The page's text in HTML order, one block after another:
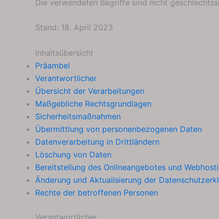
Die verwendeten Begriffe sind nicht
Stand: 18. April 2023
Inhaltsübersicht
Präambel
Verantwortlicher
Übersicht der Verarbeitungen
Maßgebliche Rechtsgrundlagen
Sicherheitsmaßnahmen
Übermittlung von personenbezogenen Daten
Datenverarbeitung in Drittländern
Löschung von Daten
Bereitstellung des Onlineangebotes und
Änderung und Aktualisierung der
Rechte der betroffenen Personen
Verantwortlicher